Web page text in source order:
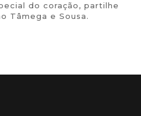
do coração, partilhe
Tâmega e Sousa.